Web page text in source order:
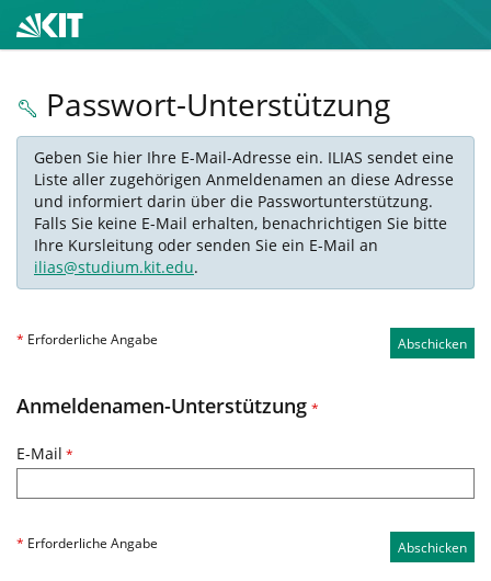
Passwort-Unterstützung
Geben Sie hier Ihre E-Mail-Adresse ein. ILIAS sendet eine
Liste aller zugehörigen Anmeldenamen an diese Adresse
und informiert darin über die Passwortunterstützung.
Falls Sie keine E-Mail erhalten, benachrichtigen Sie bitte
Ihre Kursleitung oder senden Sie ein E-Mail an
ilias@studium.kit.edu.
Abschicken
* Erforderliche Angabe
Anmeldenamen-Unterstützung *
E-Mail *
* Erforderliche Angabe Abschicken